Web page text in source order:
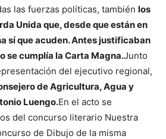
las fuerzas políticas, también los
Unida que, desde que están en
sí que acuden. Antes justificaban
se cumplía la Carta Magna.Junto
del ejecutivo regional,
de Agricultura, Agua y
Luengo.En el acto se
del concurso literario Nuestra
de Dibujo de la misma